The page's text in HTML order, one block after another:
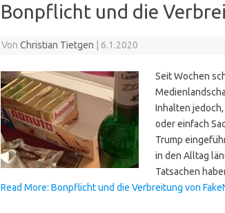
Bonpflicht und die
VonChristian Tietgen 6.1.2020
Seit Wochen
Inhalten
oder einfach
Trump
in den Alltag
Tatsachen
Read More: Bonpflicht und die Verbreitung von